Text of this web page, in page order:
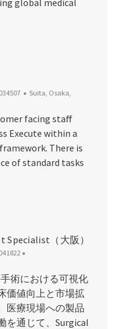
segment
Id Location
Suita, Osaka,
facing staff
Execute within a
There is
of standard tasks
（関西）
Specialist（大阪）
Id
術における可視化
価値向上と市場拡
医療現場への製品
を通じて、Surgical